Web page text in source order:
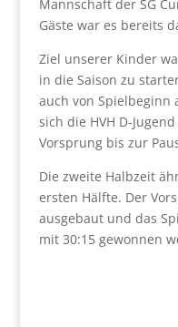
Mannschaft der SG
Gäste war es bereits
Ziel unserer Kinder
in die Saison zu
auch von Spielbeginn
sich die HVH D-
Vorsprung bis zur
Die zweite Halbzeit
ersten Hälfte. Der
ausgebaut und das
mit 30:15 gewonnen